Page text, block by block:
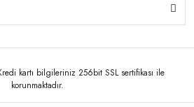
kartı bilgileriniz 256bit SSL sertifikası ile
korunmaktadır.